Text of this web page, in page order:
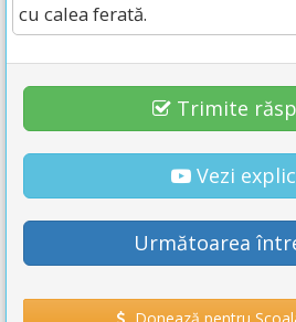
cu calea ferată.
Trimite
Vezi
Următoarea